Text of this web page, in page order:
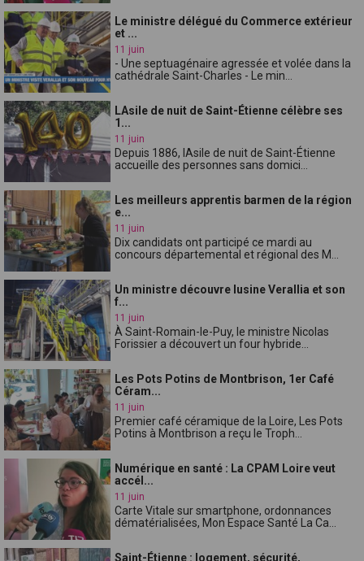
Le ministre délégué du Commerce extérieur
et ...
11 juin
- Une septuagénaire agressée et volée dans la
cathédrale Saint-Charles - Le min...
LAsile de nuit de Saint-Étienne célèbre ses
1...
11 juin
Depuis 1886, lAsile de nuit de Saint-Étienne
accueille des personnes sans domici...
Les meilleurs apprentis barmen de la région
e...
11 juin
Dix candidats ont participé ce mardi au
concours départemental et régional des M...
Un ministre découvre lusine Verallia et son
f...
11 juin
À Saint-Romain-le-Puy, le ministre Nicolas
Forissier a découvert un four hybride...
Les Pots Potins de Montbrison, 1er Café
Céram...
11 juin
Premier café céramique de la Loire, Les Pots
Potins à Montbrison a reçu le Troph...
Numérique en santé : La CPAM Loire veut
accél...
11 juin
Carte Vitale sur smartphone, ordonnances
dématérialisées, Mon Espace Santé La Ca...
Saint-Étienne : logement, sécurité,